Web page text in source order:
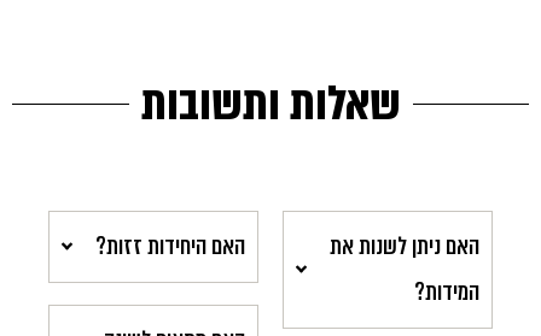
שאלות ותשובות
האם ניתן לשנות את
המידות?
האם היחידות זזות?